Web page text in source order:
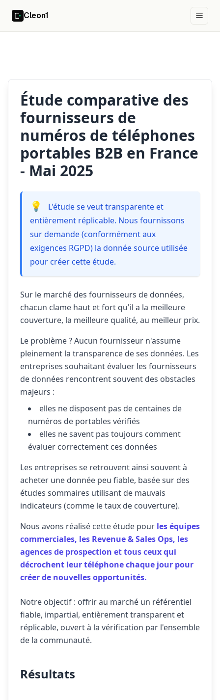
Cleon1Cleon1
Étude comparative des
fournisseurs de
numéros de téléphones
portables B2B en France
- Mai 2025
💡
L'étude se veut transparente et
entièrement réplicable. Nous fournissons
sur demande (conformément aux
exigences RGPD) la donnée source utilisée
pour créer cette étude.
Sur le marché des fournisseurs de données,
chacun clame haut et fort qu'il a la meilleure
couverture, la meilleure qualité, au meilleur prix.
Le problème ? Aucun fournisseur n'assume
pleinement la transparence de ses données. Les
entreprises souhaitant évaluer les fournisseurs
de données rencontrent souvent des obstacles
majeurs :
elles ne disposent pas de centaines de
numéros de portables vérifiés
elles ne savent pas toujours comment
évaluer correctement ces données
Les entreprises se retrouvent ainsi souvent à
acheter une donnée peu fiable, basée sur des
études sommaires utilisant de mauvais
indicateurs (comme le taux de couverture).
Nous avons réalisé cette étude pour les équipes
commerciales, les Revenue & Sales Ops, les
agences de prospection et tous ceux qui
décrochent leur téléphone chaque jour pour
créer de nouvelles opportunités.
Notre objectif : offrir au marché un référentiel
fiable, impartial, entièrement transparent et
réplicable, ouvert à la vérification par l'ensemble
de la communauté.
Résultats